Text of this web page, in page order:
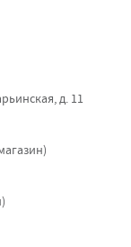
д. 11